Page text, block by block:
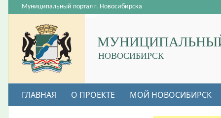
НОВОСИБИРСК
Муниципальный портал г. Новосибирска
ГЛАВНАЯ О ПРОЕКТЕ МОЙ НОВОСИБИРСК